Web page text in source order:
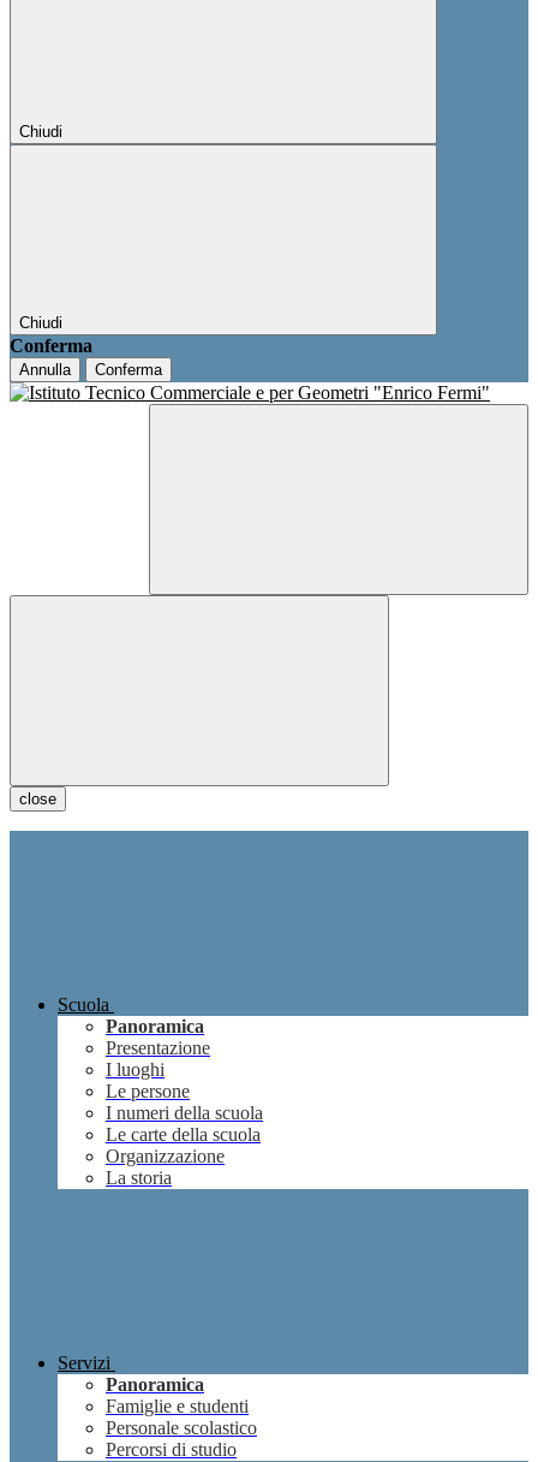
Chiudi
Chiudi
Conferma
Annulla Conferma
close
Scuola
Panoramica
Presentazione
I luoghi
Le persone
I numeri della scuola
Le carte della scuola
Organizzazione
La storia
Servizi
Panoramica
Famiglie e studenti
Personale scolastico
Percorsi di studio